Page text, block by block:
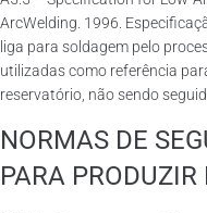
ArcWelding. 1996.
liga para soldagem pelo
utilizadas como referência
reservatório, não sendo
NORMAS DE
PARA